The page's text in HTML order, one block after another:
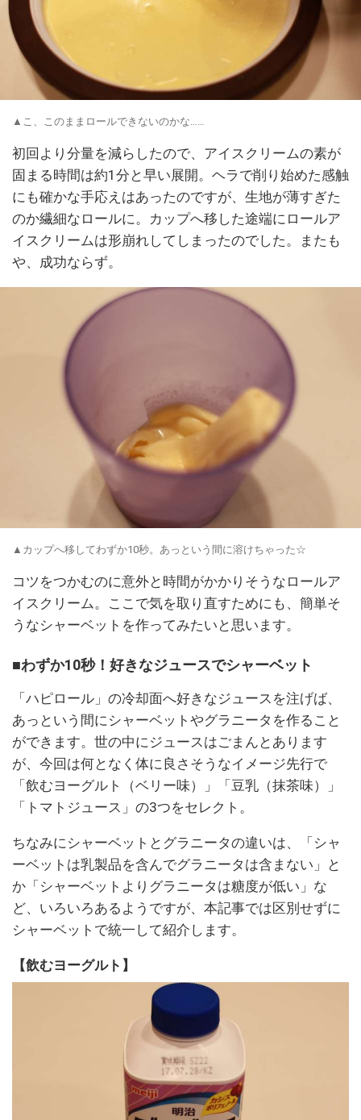
▲こ、このままロールできないのかな……
初回より分量を減らしたので、アイスクリームの素が
固まる時間は約1分と早い展開。ヘラで削り始めた感触
にも確かな手応えはあったのですが、生地が薄すぎた
のか繊細なロールに。カップへ移した途端にロールア
イスクリームは形崩れしてしまったのでした。またも
や、成功ならず。
▲カップへ移してわずか10秒。あっという間に溶けちゃった☆
コツをつかむのに意外と時間がかかりそうなロールア
イスクリーム。ここで気を取り直すためにも、簡単そ
うなシャーベットを作ってみたいと思います。
■わずか10秒！好きなジュースでシャーベット
「ハピロール」の冷却面へ好きなジュースを注げば、
あっという間にシャーベットやグラニータを作ること
ができます。世の中にジュースはごまんとあります
が、今回は何となく体に良さそうなイメージ先行で
「飲むヨーグルト（ベリー味）」「豆乳（抹茶味）」
「トマトジュース」の3つをセレクト。
ちなみにシャーベットとグラニータの違いは、「シャ
ーベットは乳製品を含んでグラニータは含まない」と
か「シャーベットよりグラニータは糖度が低い」な
ど、いろいろあるようですが、本記事では区別せずに
シャーベットで統一して紹介します。
【飲むヨーグルト】